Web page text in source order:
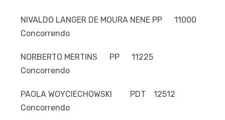
NIVALDO LANGER DE MOURA NENE PP 11000
Concorrendo
NORBERTO MERTINS PP 11225
Concorrendo
PAOLA WOYCIECHOWSKI PDT 12512
Concorrendo